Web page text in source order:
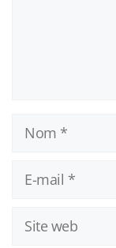
mail
Site
web